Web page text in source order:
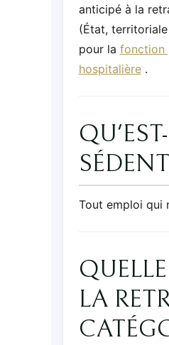
anticipé à la
(État,
pour la fonction
hospitalière.
Tout emploi qui
LA